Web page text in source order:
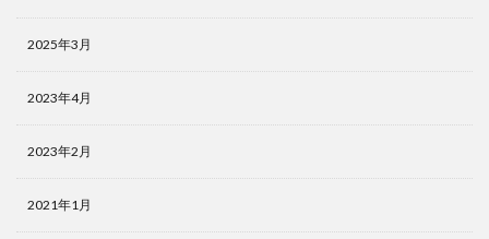
2025年3月
2023年4月
2023年2月
2021年1月